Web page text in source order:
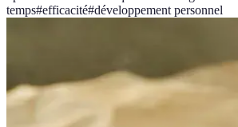
temps#efficacité#développement personnel